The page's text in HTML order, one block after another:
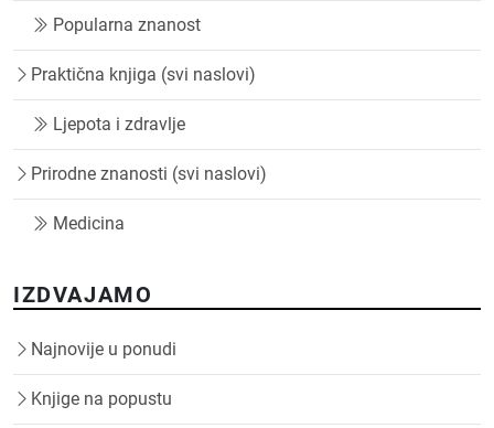
Popularna znanost
Praktična knjiga (svi naslovi)
Ljepota i zdravlje
Prirodne znanosti (svi naslovi)
Medicina
IZDVAJAMO
Najnovije u ponudi
Knjige na popustu